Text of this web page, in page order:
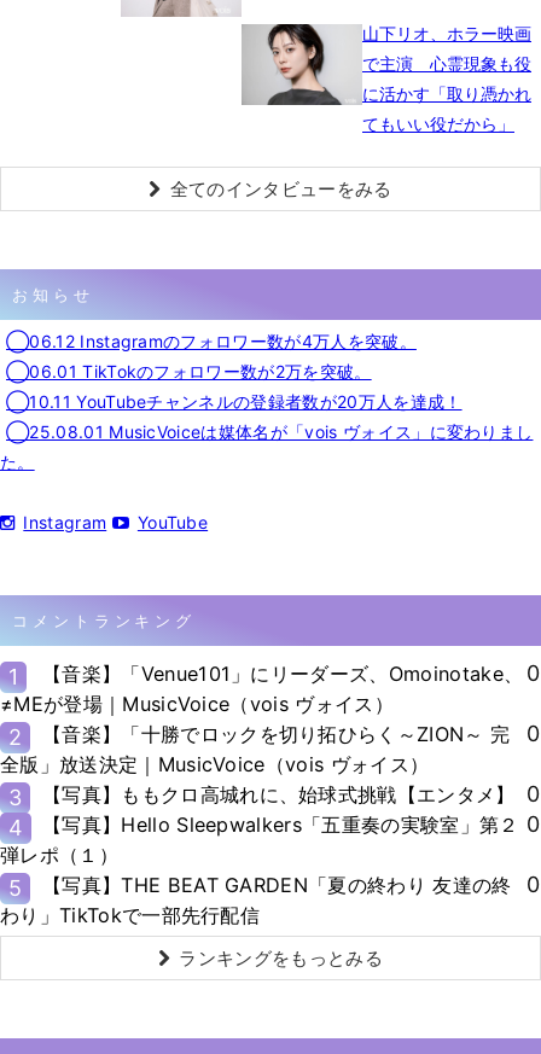
山下リオ、ホラー映画
で主演 心霊現象も役
に活かす「取り憑かれ
てもいい役だから」
全てのインタビューをみる
お知らせ
◯06.12 Instagramのフォロワー数が4万人を突破。
◯06.01 TikTokのフォロワー数が2万を突破。
◯10.11 YouTubeチャンネルの登録者数が20万人を達成！
◯25.08.01 MusicVoiceは媒体名が「vois ヴォイス」に変わりまし
た。
Instagram YouTube
コメントランキング
1
【音楽】「Venue101」にリーダーズ、Omoinotake、
≠MEが登場｜MusicVoice（vois ヴォイス）
0
2
【音楽】「十勝でロックを切り拓ひらく～ZION～ 完
全版」放送決定｜MusicVoice（vois ヴォイス）
0
3 【写真】ももクロ高城れに、始球式挑戦【エンタメ】
0
4
【写真】Hello Sleepwalkers「五重奏の実験室」第２
弾レポ（１）
0
5
【写真】THE BEAT GARDEN「夏の終わり 友達の終
わり」TikTokで一部先行配信
0
ランキングをもっとみる